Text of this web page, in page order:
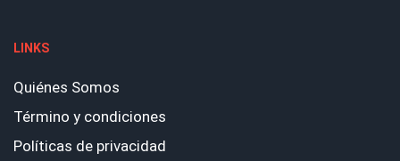
LINKS
Quiénes Somos
Término y condiciones
Políticas de privacidad